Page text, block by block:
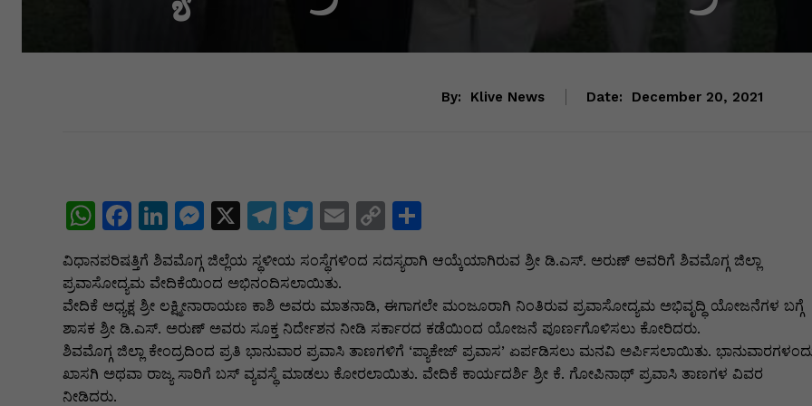
By: Klive News Date: December 20, 2021
W
h
at
s
A
p
p
F
a
c
e
b
o
o
Li
n
k
e
dI
n
M
s
s
e
n
g
X
T
e
gr
a
m
T
w
itt
er
E
m
ai
l
C
o
p
y
Li
n
k
S
ar
e
ವಿಧಾನಪರಿಷತ್ತಿಗೆ ಶಿವಮೊಗ್ಗ ಜಿಲ್ಲೆಯ ಸ್ಥಳೀಯ ಸಂಸ್ಥೆಗಳಿಂದ ಸದಸ್ಯರಾಗಿ ಆಯ್ಕೆಯಾಗಿರುವ ಶ್ರೀ ಡಿ.ಎಸ್. ಅರುಣ್ ಅವರಿಗೆ ಶಿವಮೊಗ್ಗ ಜಿಲ್ಲಾ
ಪ್ರವಾಸೋದ್ಯಮ ವೇದಿಕೆಯಿಂದ ಅಭಿನಂದಿಸಲಾಯಿತು.
ವೇದಿಕೆ ಅಧ್ಯಕ್ಷ ಶ್ರೀ ಲಕ್ಷ್ಮೀನಾರಾಯಣ ಕಾಶಿ ಅವರು ಮಾತನಾಡಿ, ಈಗಾಗಲೇ ಮಂಜೂರಾಗಿ ನಿಂತಿರುವ ಪ್ರವಾಸೋದ್ಯಮ ಅಭಿವೃದ್ಧಿ ಯೋಜನೆಗಳ ಬಗ್ಗೆ
ಶಾಸಕ ಶ್ರೀ ಡಿ.ಎಸ್. ಅರುಣ್ ಅವರು ಸೂಕ್ತ ನಿರ್ದೇಶನ ನೀಡಿ ಸರ್ಕಾರದ ಕಡೆಯಿಂದ ಯೋಜನೆ ಪೂರ್ಣಗೊಳಿಸಲು ಕೋರಿದರು.
ಶಿವಮೊಗ್ಗ ಜಿಲ್ಲಾ ಕೇಂದ್ರದಿಂದ ಪ್ರತಿ ಭಾನುವಾರ ಪ್ರವಾಸಿ ತಾಣಗಳಿಗೆ ‘ಪ್ಯಾಕೇಜ್ ಪ್ರವಾಸ’ ಏರ್ಪಡಿಸಲು ಮನವಿ ಅರ್ಪಿಸಲಾಯಿತು.
ಖಾಸಗಿ ಅಥವಾ ರಾಜ್ಯ ಸಾರಿಗೆ ಬಸ್ ವ್ಯವಸ್ಥೆ ಮಾಡಲು ಕೋರಲಾಯಿತು. ವೇದಿಕೆ ಕಾರ್ಯದರ್ಶಿ ಶ್ರೀ ಕೆ. ಗೋಪಿನಾಥ್ ಪ್ರವಾಸಿ ತಾಣಗಳ ವಿವರ
ನೀಡಿದರು.